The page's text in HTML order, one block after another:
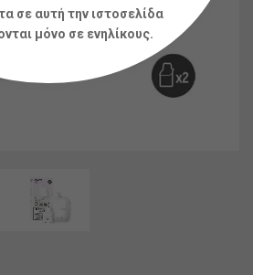
σε αυτή την ιστοσελίδα
μόνο σε ενηλίκους.